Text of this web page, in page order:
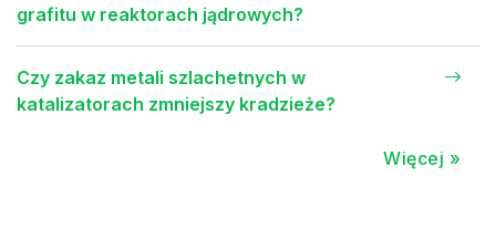
grafitu w reaktorach jądrowych?
Czy zakaz metali szlachetnych w
katalizatorach zmniejszy kradzieże?
Więcej »